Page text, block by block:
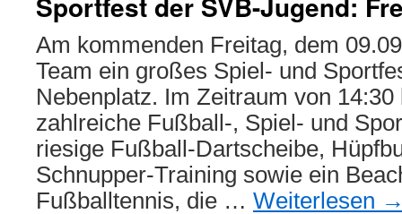
Am kommenden Freitag, dem
Team ein großes Spiel- und
Nebenplatz. Im Zeitraum von
zahlreiche Fußball-, Spiel- und
riesige Fußball-Dartscheibe,
Schnupper-Training sowie ein
Fußballtennis, die … Weiterlesen